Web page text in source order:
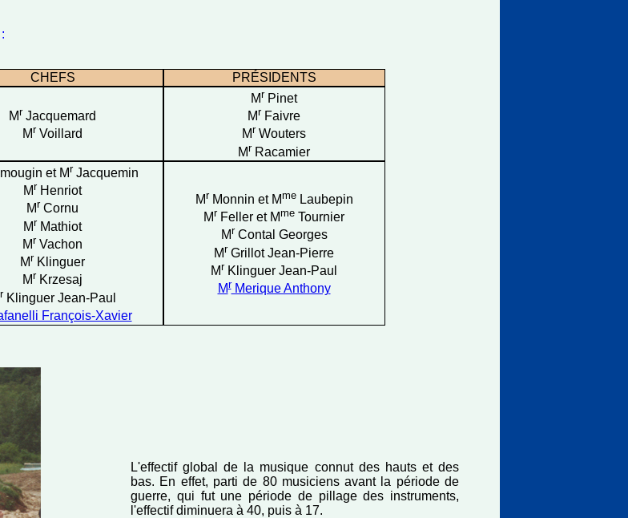
CHEFS PRÉSIDENTS
Mr Jacquemard
Mr Voillard
Mr Pinet
Mr Faivre
Mr Wouters
Mr Racamier
et Mr Jacquemin
Mr Henriot
Mr Cornu
Mr Mathiot
Mr Vachon
Mr Klinguer
Mr Krzesaj
r Klinguer Jean-Paul
François-Xavier
Mr Monnin et MmeLaubepin
Mr Feller et Mme Tournier
Mr Contal Georges
Mr Grillot Jean-Pierre
Mr Klinguer Jean-Paul
MrMerique Anthony
L'effectif global de la musique connut des hauts et des
bas. En effet, parti de 80 musiciens avant la période de
guerre, qui fut une période de pillage des instruments,
l'effectif diminuera à 40, puis à 17.